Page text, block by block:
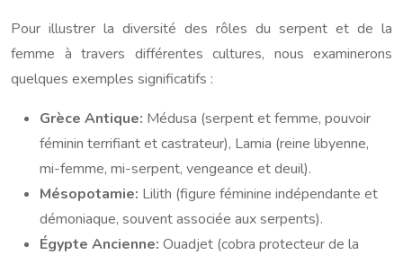
Pour illustrer la diversité des rôles du serpent et de la
femme à travers différentes cultures, nous examinerons
quelques exemples significatifs :
Grèce Antique: Médusa (serpent et femme, pouvoir
féminin terrifiant et castrateur), Lamia (reine libyenne,
mi-femme, mi-serpent, vengeance et deuil).
Mésopotamie: Lilith (figure féminine indépendante et
démoniaque, souvent associée aux serpents).
Égypte Ancienne: Ouadjet (cobra protecteur de la